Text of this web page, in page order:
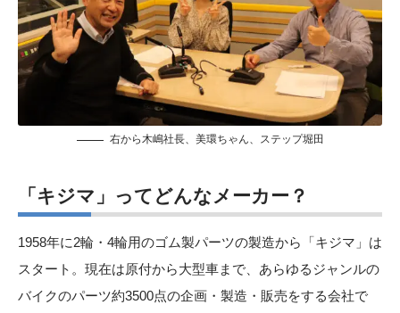
右から木嶋社長、美環ちゃん、ステップ堀田
「キジマ」ってどんなメーカー ？
1958年に2輪・4輪用のゴム製パーツの製造から「キジマ」は
スタート。現在は原付から大型車まで、あらゆるジャンルの
バイクのパーツ約3500点の企画・製造・販売をする会社で